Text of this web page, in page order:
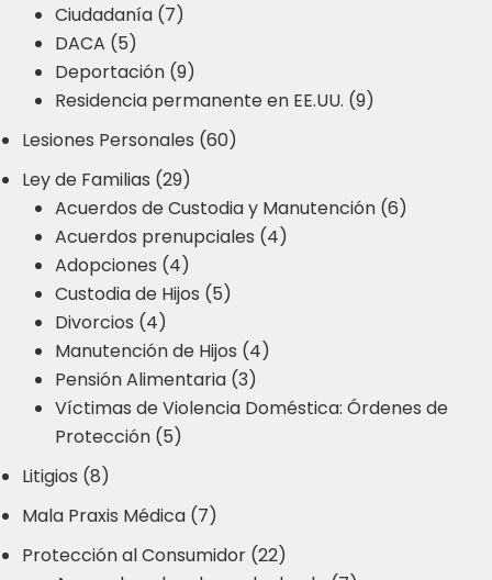
Ciudadanía (7)
DACA (5)
Deportación (9)
Residencia permanente en EE.UU. (9)
Lesiones Personales (60)
Ley de Familias (29)
Acuerdos de Custodia y Manutención (6)
Acuerdos prenupciales (4)
Adopciones (4)
Custodia de Hijos (5)
Divorcios (4)
Manutención de Hijos (4)
Pensión Alimentaria (3)
Víctimas de Violencia Doméstica: Órdenes de
Protección (5)
Litigios (8)
Mala Praxis Médica (7)
Protección al Consumidor (22)